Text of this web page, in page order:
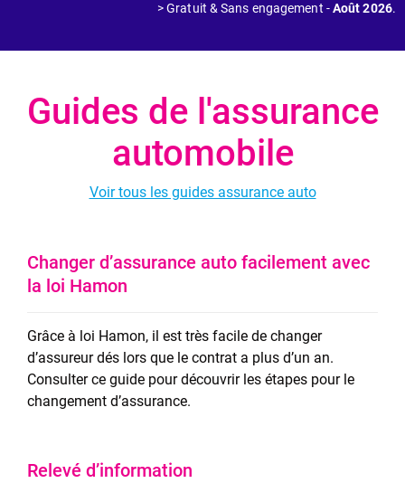
> Gratuit & Sans engagement -Août 2026.
Guides de l'assurance
automobile
Voir tous les guides assurance auto
Changer d’assurance auto facilement avec
la loi Hamon
Grâce à loi Hamon, il est très facile de changer
d’assureur dés lors que le contrat a plus d’un an.
Consulter ce guide pour découvrir les étapes pour le
changement d’assurance.
Relevé d’information